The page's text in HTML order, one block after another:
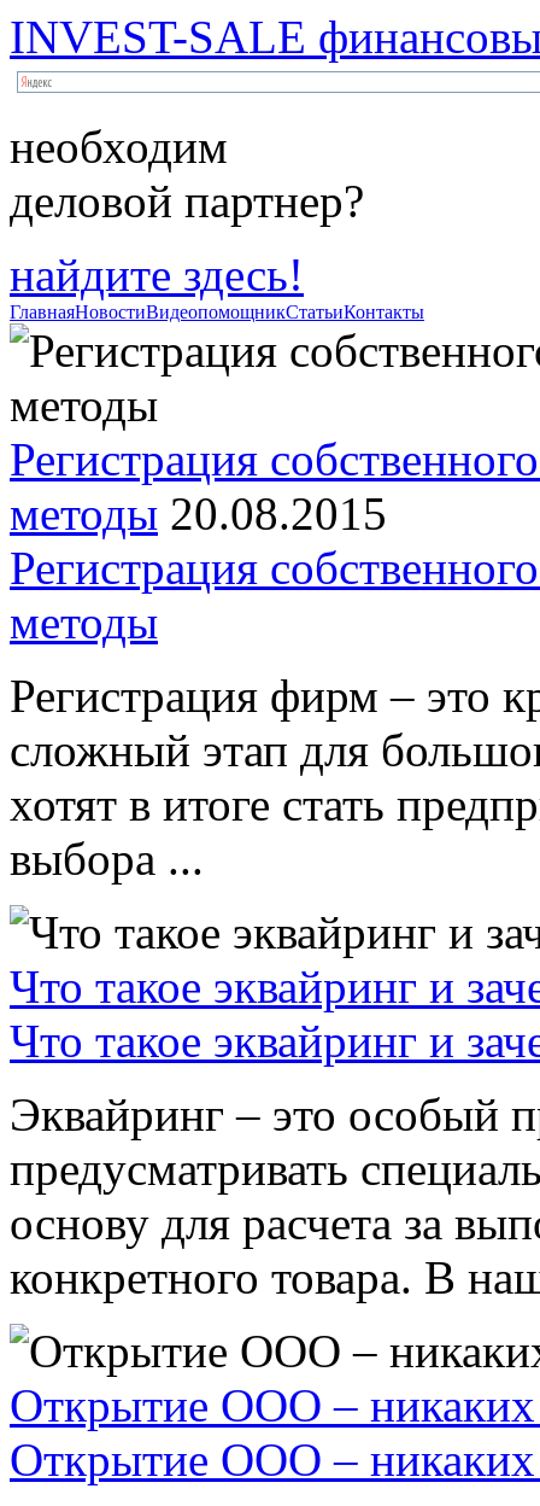
INVEST-SALE
необходим
деловой партнер?
найдите здесь!
ГлавнаяНовостиВидеопомощникСтатьиКонтакты
Регистрация
методы 20.08.2015
Регистрация
методы
Регистрация фирм – это
сложный этап для
хотят в итоге стать
выбора ...
Что такое эквайринг и
Что такое эквайринг и
Эквайринг – это особый
предусматривать
основу для расчета за
конкретного товара. В
Открытие ООО – никаких
Открытие ООО – никаких